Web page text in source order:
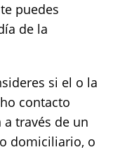
puedes
de la
si el o la
contacto
través de un
domiciliario, o